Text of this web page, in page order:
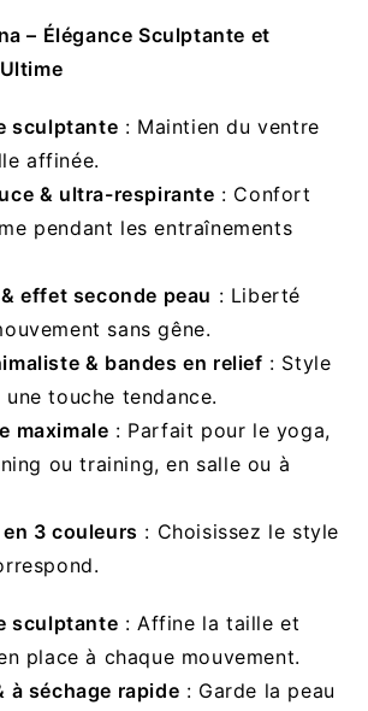
– Élégance Sculptante et
sculptante : Maintien du ventre
affinée.
& ultra-respirante : Confort
pendant les entraînements
effet seconde peau : Liberté
sans gêne.
& bandes en relief : Style
touche tendance.
maximale : Parfait pour le yoga,
ou training, en salle ou à
3 couleurs : Choisissez le style
sculptante : Affine la taille et
place à chaque mouvement.
à séchage rapide : Garde la peau